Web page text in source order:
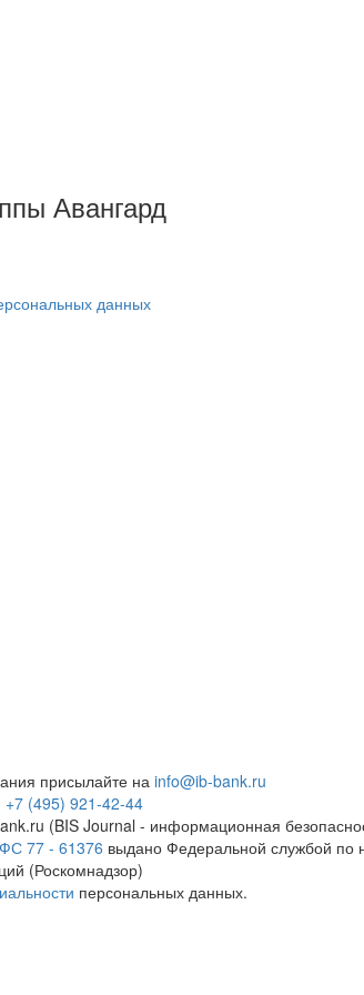
Авангард
данных
присылайте наinfo@ib-bank.ru
+7 (495) 921-42-44
(BIS Journal - информационная
77 - 61376 выдано Федеральной службой по
(Роскомнадзор)
персональных данных.